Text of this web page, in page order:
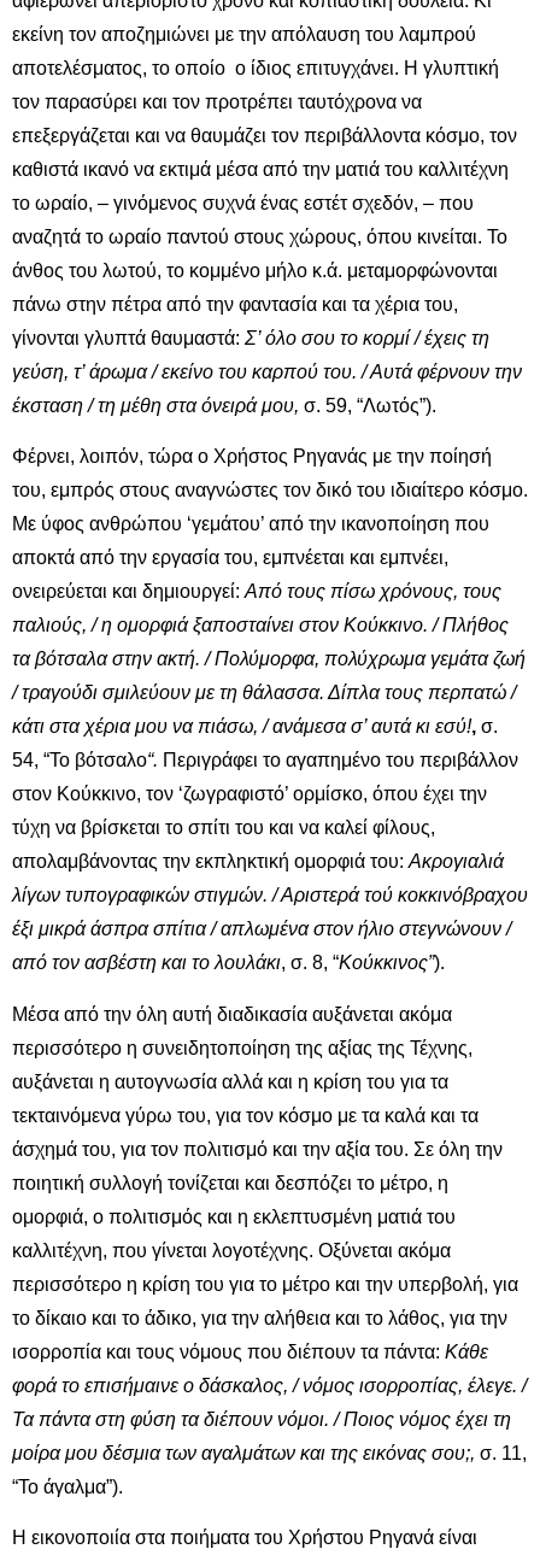
εκείνη τον αποζημιώνει με την απόλαυση του λαμπρού
αποτελέσματος, το οποίο ο ίδιος επιτυγχάνει. Η γλυπτική
τον παρασύρει και τον προτρέπει ταυτόχρονα να
επεξεργάζεται και να θαυμάζει τον περιβάλλοντα κόσμο, τον
καθιστά ικανό να εκτιμά μέσα από την ματιά του καλλιτέχνη
το ωραίο, – γινόμενος συχνά ένας εστέτ σχεδόν, – που
αναζητά το ωραίο παντού στους χώρους, όπου κινείται. Το
άνθος του λωτού, το κομμένο μήλο κ.ά. μεταμορφώνονται
πάνω στην πέτρα από την φαντασία και τα χέρια του,
γίνονται γλυπτά θαυμαστά: Σ’ όλο σου το κορμί / έχεις τη
γεύση, τ’ άρωμα / εκείνο του καρπού του. / Αυτά φέρνουν την
έκσταση / τη μέθη στα όνειρά μου, σ. 59, “Λωτός”).
Φέρνει, λοιπόν, τώρα ο Χρήστος Ρηγανάς με την ποίησή
του, εμπρός στους αναγνώστες τον δικό του ιδιαίτερο κόσμο.
Με ύφος ανθρώπου ‘γεμάτου’ από την ικανοποίηση που
αποκτά από την εργασία του, εμπνέεται και εμπνέει,
ονειρεύεται και δημιουργεί: Από τους πίσω χρόνους, τους
παλιούς, / η ομορφιά ξαποσταίνει στον Κούκκινο. / Πλήθος
τα βότσαλα στην ακτή. / Πολύμορφα, πολύχρωμα γεμάτα ζωή
/ τραγούδι σμιλεύουν με τη θάλασσα. Δίπλα τους περπατώ /
κάτι στα χέρια μου να πιάσω, / ανάμεσα σ’ αυτά κι εσύ!, σ.
54, “Το βότσαλο“. Περιγράφει το αγαπημένο του περιβάλλον
στον Κούκκινο, τον ‘ζωγραφιστό’ ορμίσκο, όπου έχει την
τύχη να βρίσκεται το σπίτι του και να καλεί φίλους,
απολαμβάνοντας την εκπληκτική ομορφιά του: Ακρογιαλιά
λίγων τυπογραφικών στιγμών. / Αριστερά τού κοκκινόβραχου
έξι μικρά άσπρα σπίτια / απλωμένα στον ήλιο στεγνώνουν /
από τον ασβέστη και το λουλάκι, σ. 8, “Κούκκινος”).
Μέσα από την όλη αυτή διαδικασία αυξάνεται ακόμα
περισσότερο η συνειδητοποίηση της αξίας της Τέχνης,
αυξάνεται η αυτογνωσία αλλά και η κρίση του για τα
τεκταινόμενα γύρω του, για τον κόσμο με τα καλά και τα
άσχημά του, για τον πολιτισμό και την αξία του. Σε όλη την
ποιητική συλλογή τονίζεται και δεσπόζει το μέτρο, η
ομορφιά, ο πολιτισμός και η εκλεπτυσμένη ματιά του
καλλιτέχνη, που γίνεται λογοτέχνης. Οξύνεται ακόμα
περισσότερο η κρίση του για το μέτρο και την υπερβολή, για
το δίκαιο και το άδικο, για την αλήθεια και το λάθος, για την
ισορροπία και τους νόμους που διέπουν τα πάντα: Κάθε
φορά το επισήμαινε ο δάσκαλος, / νόμος ισορροπίας, έλεγε. /
Τα πάντα στη φύση τα διέπουν νόμοι. / Ποιος νόμος έχει τη
μοίρα μου δέσμια των αγαλμάτων και της εικόνας σου;, σ. 11,
“Το άγαλμα”).
Η εικονοποιία στα ποιήματα του Χρήστου Ρηγανά είναι